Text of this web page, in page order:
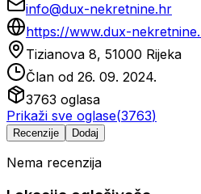
info@dux-nekretnine.hr
https://www.dux-
Tizianova 8, 51000 Rijeka
Član od 26. 09. 2024.
3763 oglasa
Prikaži sve oglase(3763)
Recenzije Dodaj
Nema recenzija